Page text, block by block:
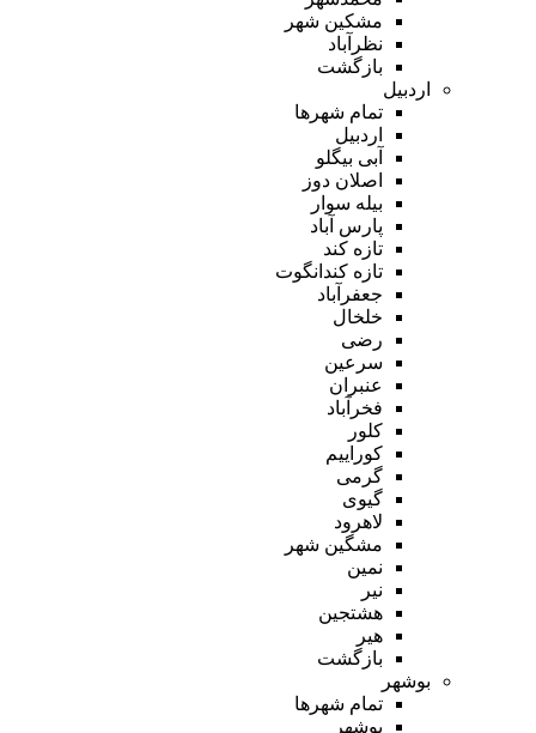
مشکین شهر
نظرآباد
بازگشت
اردبیل
تمام شهر‌ها
اردبیل
آبی بیگلو
اصلان دوز
بیله سوار
پارس آباد
تازه کند
تازه کندانگوت
جعفرآباد
خلخال
رضی
سرعین
عنبران
فخرآباد
کلور
کوراییم
گرمی
گیوی
لاهرود
مشگین شهر
نمین
نیر
هشتجین
هیر
بازگشت
بوشهر
تمام شهر‌ها
بوشهر